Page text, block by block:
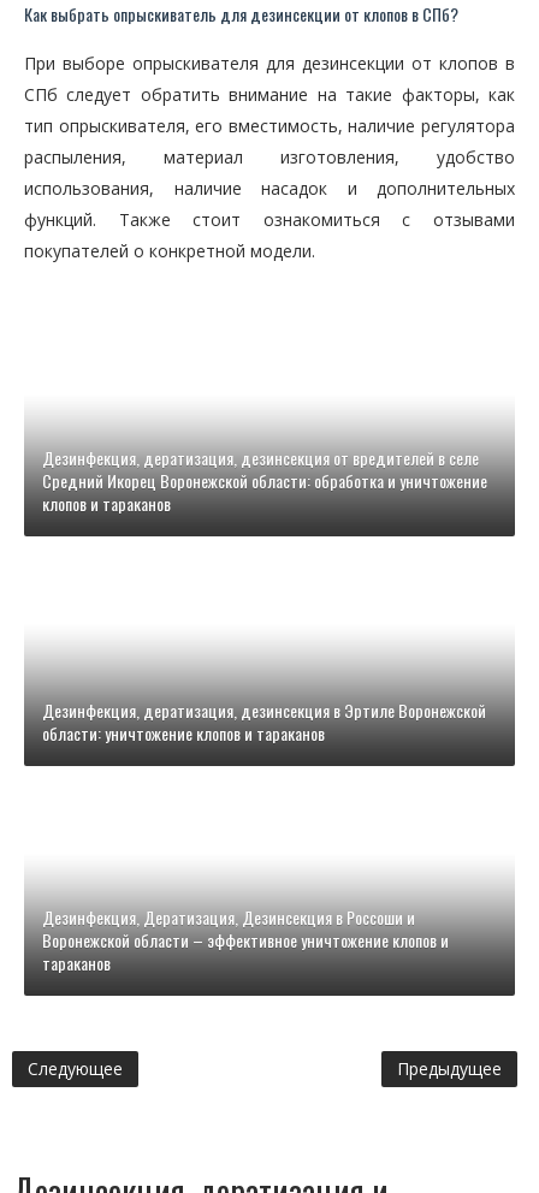
Как выбрать опрыскиватель для дезинсекции от клопов в СПб?
При выборе опрыскивателя для дезинсекции от клопов в
СПб следует обратить внимание на такие факторы, как
тип опрыскивателя, его вместимость, наличие регулятора
распыления, материал изготовления, удобство
использования, наличие насадок и дополнительных
функций. Также стоит ознакомиться с отзывами
покупателей о конкретной модели.
Дезинфекция, дератизация, дезинсекция от вредителей в селе
Средний Икорец Воронежской области: обработка и уничтожение
клопов и тараканов
Дезинфекция, дератизация, дезинсекция в Эртиле Воронежской
области: уничтожение клопов и тараканов
Дезинфекция, Дератизация, Дезинсекция в Россоши и
Воронежской области – эффективное уничтожение клопов и
тараканов
Следующее Предыдущее